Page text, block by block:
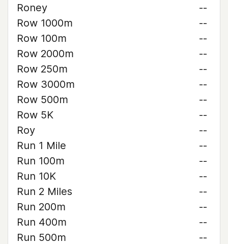
Roney
--
Row 1000m
--
Row 100m
--
Row 2000m
--
Row 250m
--
Row 3000m
--
Row 500m
--
Row 5K
--
Roy
--
Run 1 Mile
--
Run 100m
--
Run 10K
--
Run 2 Miles
--
Run 200m
--
Run 400m
--
Run 500m
--